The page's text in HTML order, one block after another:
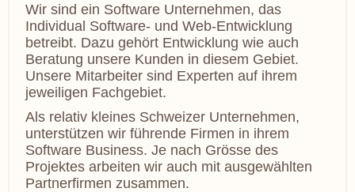
Wir sind ein Software Unternehmen, das
Individual Software- und Web-Entwicklung
betreibt. Dazu gehört Entwicklung wie auch
Beratung unsere Kunden in diesem Gebiet.
Unsere Mitarbeiter sind Experten auf ihrem
jeweiligen Fachgebiet.
Als relativ kleines Schweizer Unternehmen,
unterstützen wir führende Firmen in ihrem
Software Business. Je nach Grösse des
Projektes arbeiten wir auch mit ausgewählten
Partnerfirmen zusammen.